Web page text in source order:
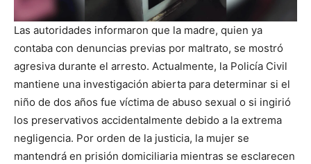
Las autoridades informaron que la madre, quien ya
contaba con denuncias previas por maltrato, se mostró
agresiva durante el arresto. Actualmente, la Policía Civil
mantiene una investigación abierta para determinar si el
niño de dos años fue víctima de abuso sexual o si ingirió
los preservativos accidentalmente debido a la extrema
negligencia. Por orden de la justicia, la mujer se
mantendrá en prisión domiciliaria mientras se esclarecen